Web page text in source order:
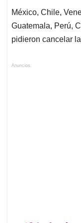
México, Chile,
Guatemala, Perú,
pidieron cancelar
Anuncios.